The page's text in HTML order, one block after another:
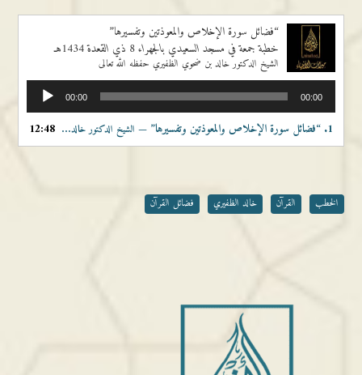
“فضائل سورة الإخلاص والمعوذتين وتفسيرها”
خطبة جمعة في مسجد السعيدي بالجهراء 8 ذي القعدة 1434هـ
الشيخ الدكتور خالد بن ضحوي الظفيري حفظه الله تعالى
الصوت
00:00 00:00
1. “فضائل سورة الإخلاص والمعوذتين وتفسيرها” — الشيخ الدكتور خالد بن ضحوي الظفيري حفظه الله تعالى 12:48
الخطب القرآن خالد الظفيري فضائل القرآن